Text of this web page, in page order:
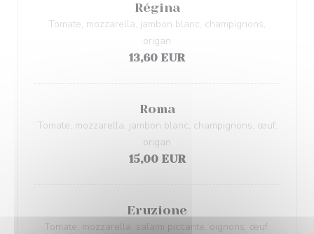
Régina
Tomate, mozzarella, jambon blanc, champignons,
origan
13,60 EUR
Roma
Tomate, mozzarella, jambon blanc, champignons, œuf,
origan
15,00 EUR
Eruzione
Tomate, mozzarella, salami piccante, oignons, œuf,